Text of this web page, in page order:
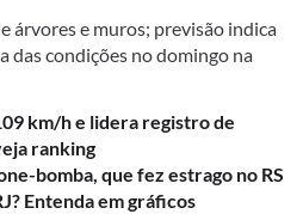
árvores e muros; previsão indica
das condições no domingo na
km/h e lidera registro de
ranking
bomba, que fez estrago no RS
Entenda em gráficos